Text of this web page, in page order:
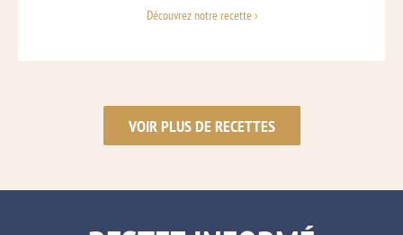
Découvrez notre recette ›
VOIR PLUS DE RECETTES